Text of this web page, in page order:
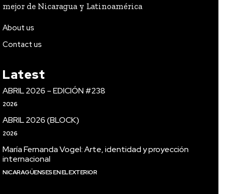
mejor de Nicaragua y Latinoamérica
About us
Contact us
Latest
ABRIL 2026 – EDICIÓN #238
2026
ABRIL 2026 (BLOCK)
2026
María Fernanda Vogel: Arte, identidad y proyección
internacional
NICARAGÜENSES EN EL EXTERIOR